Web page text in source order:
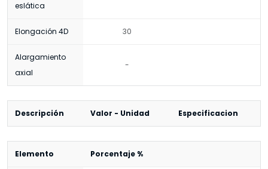
eslática
Elongación 4D 30
Alargamiento
axial
-
Descripción Valor - Unidad Especificacion
Elemento Porcentaje %